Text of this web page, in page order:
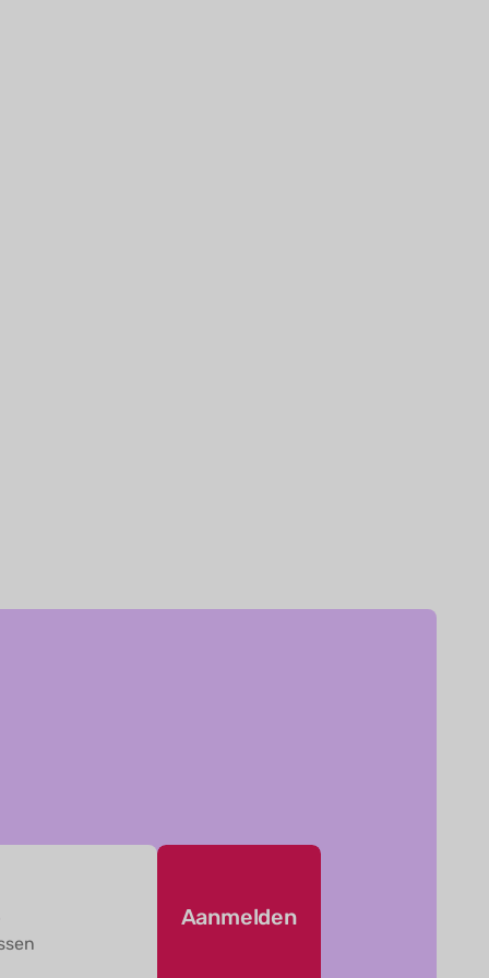
Aanmelden